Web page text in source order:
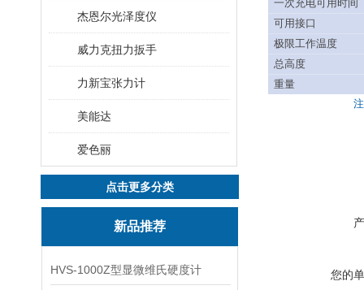
杰恩尔光泽度仪
威力克扭力扳手
力新宝张力计
美能达
爱色丽
点击更多分类
新品推荐
HVS-1000Z型显微维氏硬度计
一次充电可用时间
可用接口
极限工作温度
总高度
重量
您的